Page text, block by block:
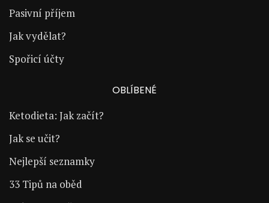
Pasivní příjem
Jak vydělat?
Spořicí účty
OBLÍBENÉ
Ketodieta: Jak začít?
Jak se učit?
Nejlepší seznamky
33 Tipů na oběd